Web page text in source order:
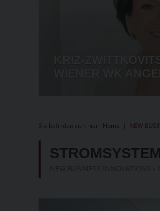
KRIZ-
WIENER WK
Sie befinden sich hier: Home NEW